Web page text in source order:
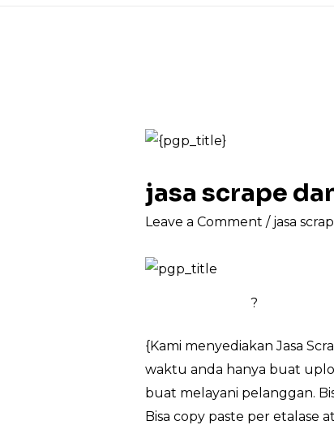
jasa scrape
Leave a Comment / jasa
?
{Kami menyediakan Jasa
waktu anda hanya buat
buat melayani pelanggan.
Bisa copy paste per etalase